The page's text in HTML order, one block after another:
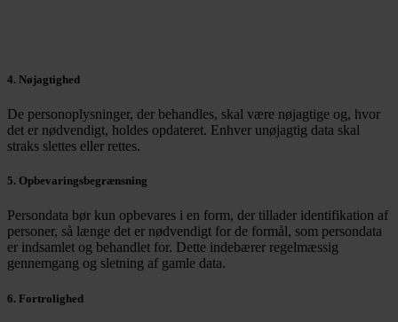
4. Nøjagtighed
De personoplysninger, der behandles, skal være nøjagtige og, hvor
det er nødvendigt, holdes opdateret. Enhver unøjagtig data skal
straks slettes eller rettes.
5. Opbevaringsbegrænsning
Persondata bør kun opbevares i en form, der tillader identifikation af
personer, så længe det er nødvendigt for de formål, som persondata
er indsamlet og behandlet for. Dette indebærer regelmæssig
gennemgang og sletning af gamle data.
6. Fortrolighed